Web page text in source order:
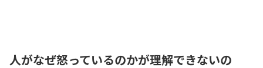
人がなぜ怒っているのかが理解できないの